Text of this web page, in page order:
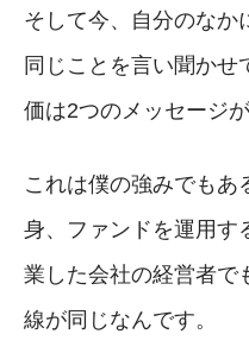
そして今、自分のなか
同じことを言い聞か
価は2つのメッセージ
これは僕の強みでもあ
身、ファンドを運用す
業した会社の経営者で
線が同じなんです。